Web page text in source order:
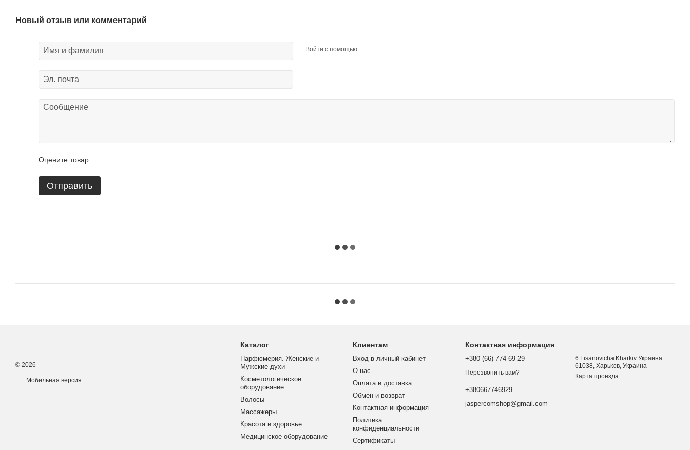
Новый отзыв или комментарий
Войти с помощью
Оцените товар
Отправить
© 2026
Мобильная версия
Каталог
Парфюмерия. Женские и
Мужские духи
Косметологическое
оборудование
Волосы
Массажеры
Красота и здоровье
Медицинское оборудование
Клиентам
Вход в личный кабинет
О нас
Оплата и доставка
Обмен и возврат
Контактная информация
Политика
конфиденциальности
Сертификаты
Контактная информация
+380 (66) 774-69-29
Перезвонить вам?
+380667746929
jaspercomshop@gmail.com
6 Fisanovicha Kharkiv Украина
61038, Харьков, Украина
Карта проезда